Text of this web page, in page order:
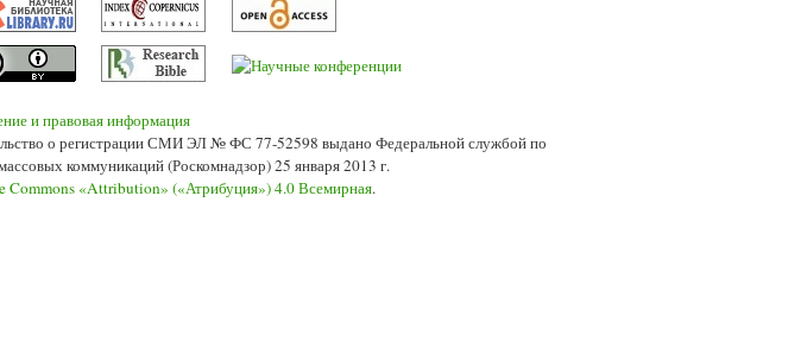
и правовая информация
о регистрации СМИ ЭЛ № ФС 77-52598 выдано Федеральной службой по
коммуникаций (Роскомнадзор) 25 января 2013 г.
Commons «Attribution» («Атрибуция») 4.0 Всемирная.